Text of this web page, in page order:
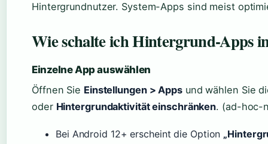
Hintergrundnutzer. System-Apps sind meist
Wie schalte ich Hintergrund-Apps
Einzelne App auswählen
Öffnen Sie Einstellungen > Appsund wählen Sie
oder Hintergrundaktivität einschränken. (ad-hoc-
Bei Android 12+ erscheint die Option